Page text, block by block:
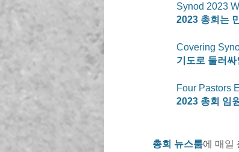
Synod 2023
2023 총회는
Covering
기도로 둘러싸
Four Pastors
2023 총회 임
총회 뉴스룸에 매일